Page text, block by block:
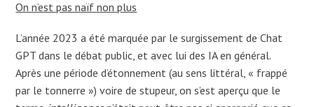
On n’est pas naïf non plus
L’année 2023 a été marquée par le surgissement de Chat
GPT dans le débat public, et avec lui des IA en général.
Après une période d’étonnement (au sens littéral, « frappé
par le tonnerre ») voire de stupeur, on s’est aperçu que le